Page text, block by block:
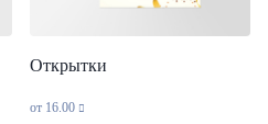
Открытки
от 16.00